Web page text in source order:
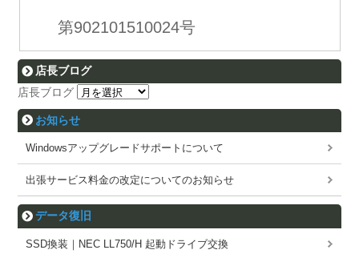
第902101510024号
店長ブログ
店長ブログ
お知らせ
Windowsアップグレードサポートについて
出張サービス料金の改定についてのお知らせ
データ復旧
SSD換装｜NEC LL750/H 起動ドライブ交換